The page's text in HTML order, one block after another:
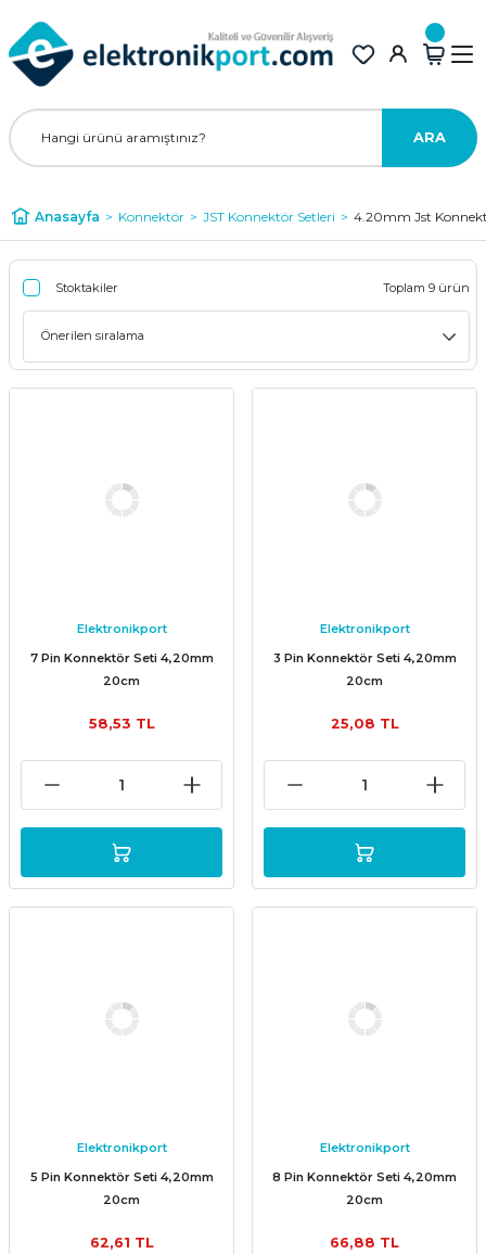
ARA
Anasayfa Konnektör JST Konnektör Setleri 4.20mm Jst
Stoktakiler Toplam 9 ürün
Elektronikport
7 Pin Konnektör Seti 4,20mm
20cm
58,53 TL
Elektronikport
3 Pin Konnektör Seti 4,20mm
20cm
25,08 TL
Elektronikport
5 Pin Konnektör Seti 4,20mm
20cm
62,61 TL
Elektronikport
8 Pin Konnektör Seti 4,20mm
20cm
66,88 TL